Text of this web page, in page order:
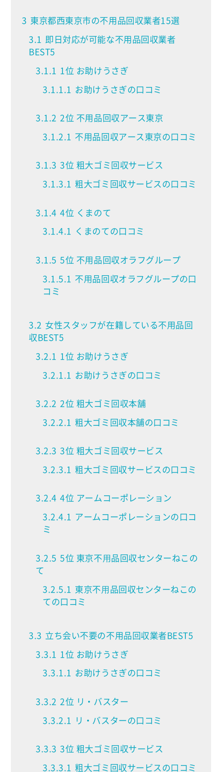
3 東京都西東京市の不用品回収業者15選
3.1 即日対応が可能な不用品回収業者
BEST5
3.1.1 1位 お助けうさぎ
3.1.1.1 お助けうさぎの口コミ
3.1.2 2位 不用品回収アース東京
3.1.2.1 不用品回収アース東京の口コミ
3.1.3 3位 粗大ゴミ回収サービス
3.1.3.1 粗大ゴミ回収サービスの口コミ
3.1.4 4位 くまのて
3.1.4.1 くまのての口コミ
3.1.5 5位 不用品回収オラフグループ
3.1.5.1 不用品回収オラフグループの口
コミ
3.2 女性スタッフが在籍している不用品回
収BEST5
3.2.1 1位 お助けうさぎ
3.2.1.1 お助けうさぎの口コミ
3.2.2 2位 粗大ゴミ回収本舗
3.2.2.1 粗大ゴミ回収本舗の口コミ
3.2.3 3位 粗大ゴミ回収サービス
3.2.3.1 粗大ゴミ回収サービスの口コミ
3.2.4 4位 アームコーポレーション
3.2.4.1 アームコーポレーションの口コ
ミ
3.2.5 5位 東京不⽤品回収センターねこの
て
3.2.5.1 東京不⽤品回収センターねこの
ての口コミ
3.3 立ち会い不要の不用品回収業者BEST5
3.3.1 1位 お助けうさぎ
3.3.1.1 お助けうさぎの口コミ
3.3.2 2位 リ・バスター
3.3.2.1 リ・バスターの口コミ
3.3.3 3位 粗大ゴミ回収サービス
3.3.3.1 粗大ゴミ回収サービスの口コミ